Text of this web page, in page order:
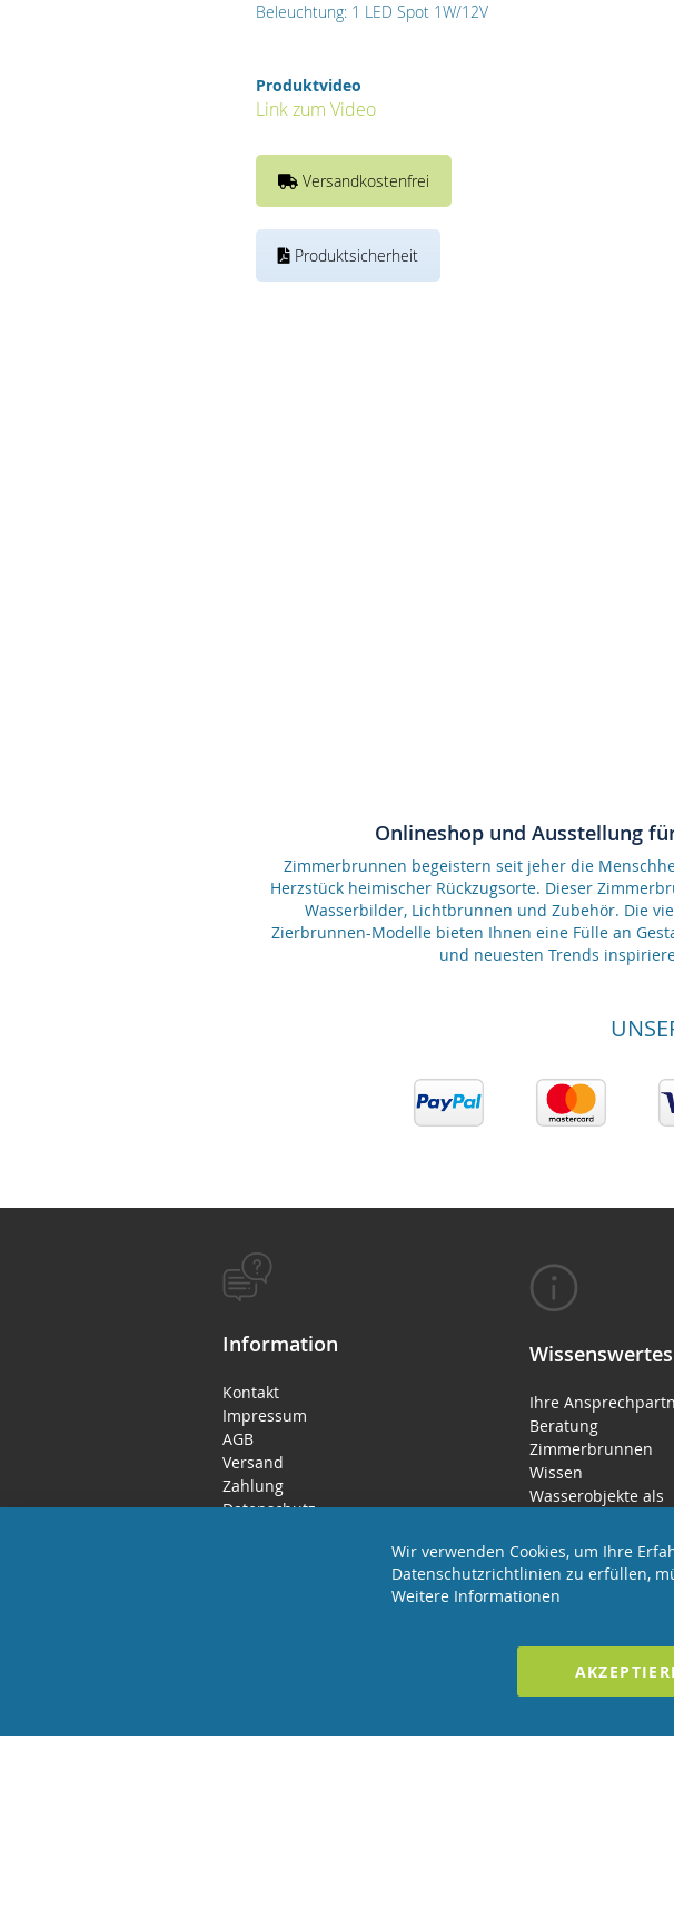
Beleuchtung: 1 LED Spot 1W/12V
Produktvideo
Link zum Video
Versandkostenfrei
Produktsicherheit
Onlineshop und Ausstellung
Zimmerbrunnen begeistern seit jeher die
Herzstück heimischer Rückzugsorte. Dieser
Wasserbilder, Lichtbrunnen und Zubehör. Die
Zierbrunnen-Modelle bieten Ihnen eine Fülle an
und neuesten Trends
Information
Kontakt
Impressum
AGB
Versand
Zahlung
Datenschutz
Wissenswertes
Ihre
Beratung
Zimmerbrunnen
Wissen
Wasserobjekte als
Wir verwenden Cookies, um Ihre
Datenschutzrichtlinien zu erfüllen,
Weitere Informationen